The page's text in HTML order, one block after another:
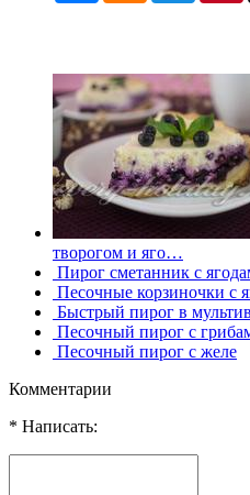
творогом и яго…
Пирог сметанник с
Песочные корзиночки с
Быстрый пирог в
Песочный пирог с
Песочный пирог с желе
Комментарии
* Написать: